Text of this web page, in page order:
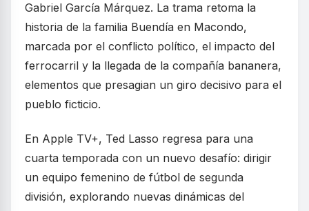
Gabriel García Márquez. La trama retoma la
historia de la familia Buendía en Macondo,
marcada por el conflicto político, el impacto del
ferrocarril y la llegada de la compañía bananera,
elementos que presagian un giro decisivo para el
pueblo ficticio.
En Apple TV+, Ted Lasso regresa para una
cuarta temporada con un nuevo desafío: dirigir
un equipo femenino de fútbol de segunda
división, explorando nuevas dinámicas del